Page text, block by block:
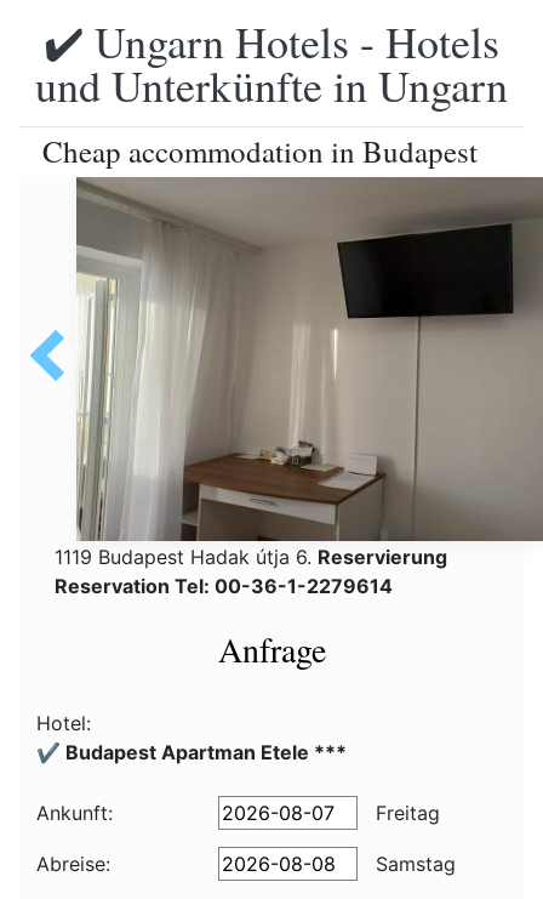
✔️ Ungarn Hotels - Hotels
und Unterkünfte in Ungarn
Cheap accommodation in Budapest
1119 Budapest Hadak útja 6. Reservierung
Reservation Tel: 00-36-1-2279614
Anfrage
Hotel:
✔️ Budapest Apartman Etele ***
Ankunft: Freitag
Abreise:
Samstag